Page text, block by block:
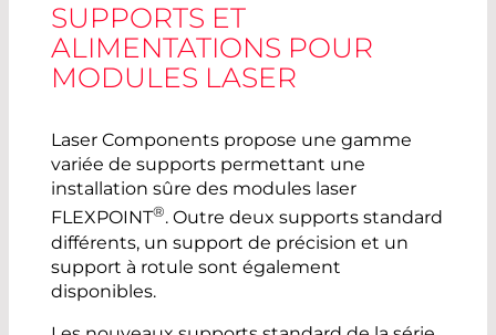
SUPPORTS ET
ALIMENTATIONS POUR
MODULES LASER
Laser Components propose une gamme
variée de supports permettant une
installation sûre des modules laser
FLEXPOINT®. Outre deux supports standard
différents, un support de précision et un
support à rotule sont également
disponibles.